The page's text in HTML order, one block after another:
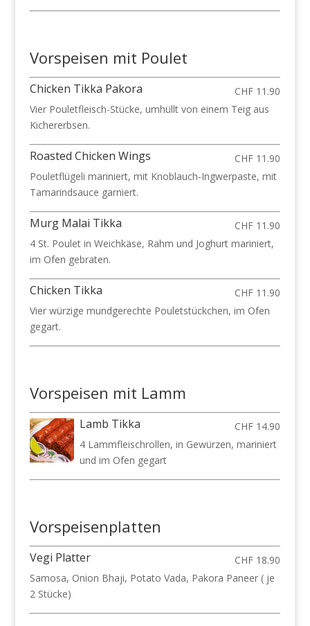
Vorspeisen mit Poulet
Chicken Tikka Pakora
CHF 11.90
Vier Pouletfleisch-Stücke, umhüllt von einem Teig aus
Kichererbsen.
Roasted Chicken Wings
CHF 11.90
Pouletflügeli mariniert, mit Knoblauch-Ingwerpaste, mit
Tamarindsauce garniert.
Murg Malai Tikka
CHF 11.90
4 St. Poulet in Weichkäse, Rahm und Joghurt mariniert,
im Ofen gebraten.
Chicken Tikka
CHF 11.90
Vier würzige mundgerechte Pouletstückchen, im Ofen
gegart.
Vorspeisen mit Lamm
Lamb Tikka
CHF 14.90
4 Lammfleischrollen, in Gewürzen, mariniert
und im Ofen gegart
Vorspeisenplatten
Vegi Platter
CHF 18.90
Samosa, Onion Bhaji, Potato Vada, Pakora Paneer ( je
2 Stücke)